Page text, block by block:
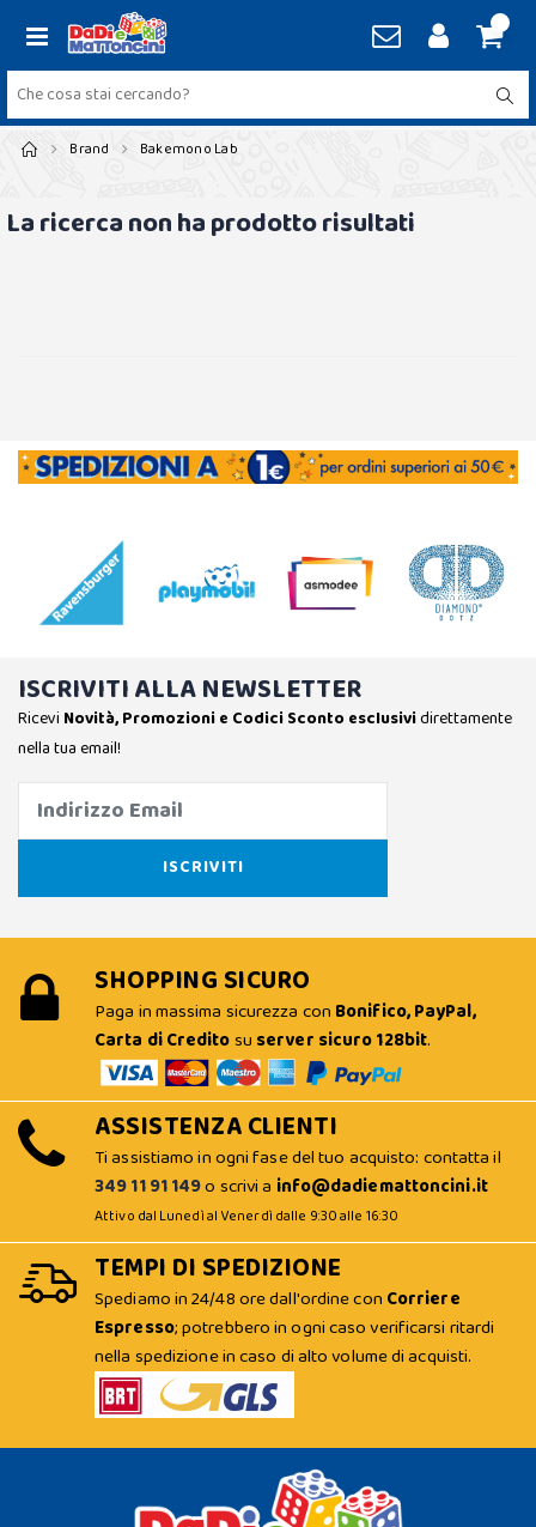
Brand Bakemono Lab
La ricerca non ha prodotto risultati
ISCRIVITI ALLA NEWSLETTER
Ricevi Novità, Promozioni e Codici Sconto esclusividirettamente
nella tua email!
SHOPPING SICURO
Paga in massima sicurezza con Bonifico, PayPal,
Carta di Creditosu server sicuro 128bit.
ASSISTENZA CLIENTI
Ti assistiamo in ogni fase del tuo acquisto: contatta il
349 11 91 149o scrivi a info@dadiemattoncini.it
Attivo dal Lunedì al Venerdì dalle 9:30 alle 16:30
TEMPI DI SPEDIZIONE
Spediamo in 24/48 ore dall'ordine con Corriere
Espresso; potrebbero in ogni caso verificarsi ritardi
nella spedizione in caso di alto volume di acquisti.